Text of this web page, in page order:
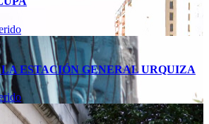
ESTACIÓN GENERAL URQUIZA